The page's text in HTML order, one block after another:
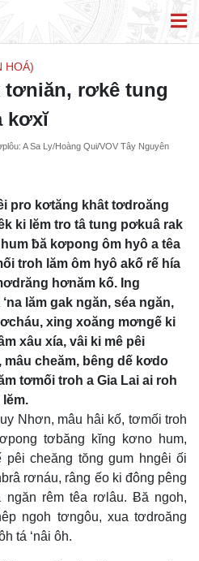
HOÁ)
tơniăn, rơkê tung
kơxĭ
A Sa Ly/Hoàng Qui/VOV Tây Nguyên
pro kơtăng khât tơdroăng
ki lĕm tro tâ tung pơkuâ rak
ƀă kơpong ôm hyô a têa
troh lăm ôm hyô akố rế hía
hơnăm kố. Ing
lăm gak ngăn, séa ngăn,
xing xoăng mơngế ki
xâu xía, vâi ki mê pêi
cheăm, bêng dế kơdo
tơmối troh a Gia Lai ai roh
Nhơn, mâu hâi kố, tơmối troh
tơbăng kĭng kơno hum,
pêi cheăng tŏng gum hngêi ối
rơnáu, râng ếo ki đông pêng
ngăn rêm têa rơlâu. Ƀă ngoh,
ngoh tơngôu, xua tơdroăng
tá ‘nâi ôh.